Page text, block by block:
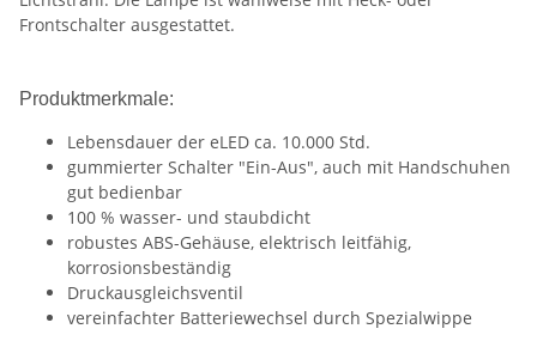
Frontschalter ausgestattet.
Produktmerkmale:
Lebensdauer der eLED ca. 10.000 Std.
gummierter Schalter "Ein-Aus", auch mit Handschuhen
gut bedienbar
100 % wasser- und staubdicht
robustes ABS-Gehäuse, elektrisch leitfähig,
korrosionsbeständig
Druckausgleichsventil
vereinfachter Batteriewechsel durch Spezialwippe